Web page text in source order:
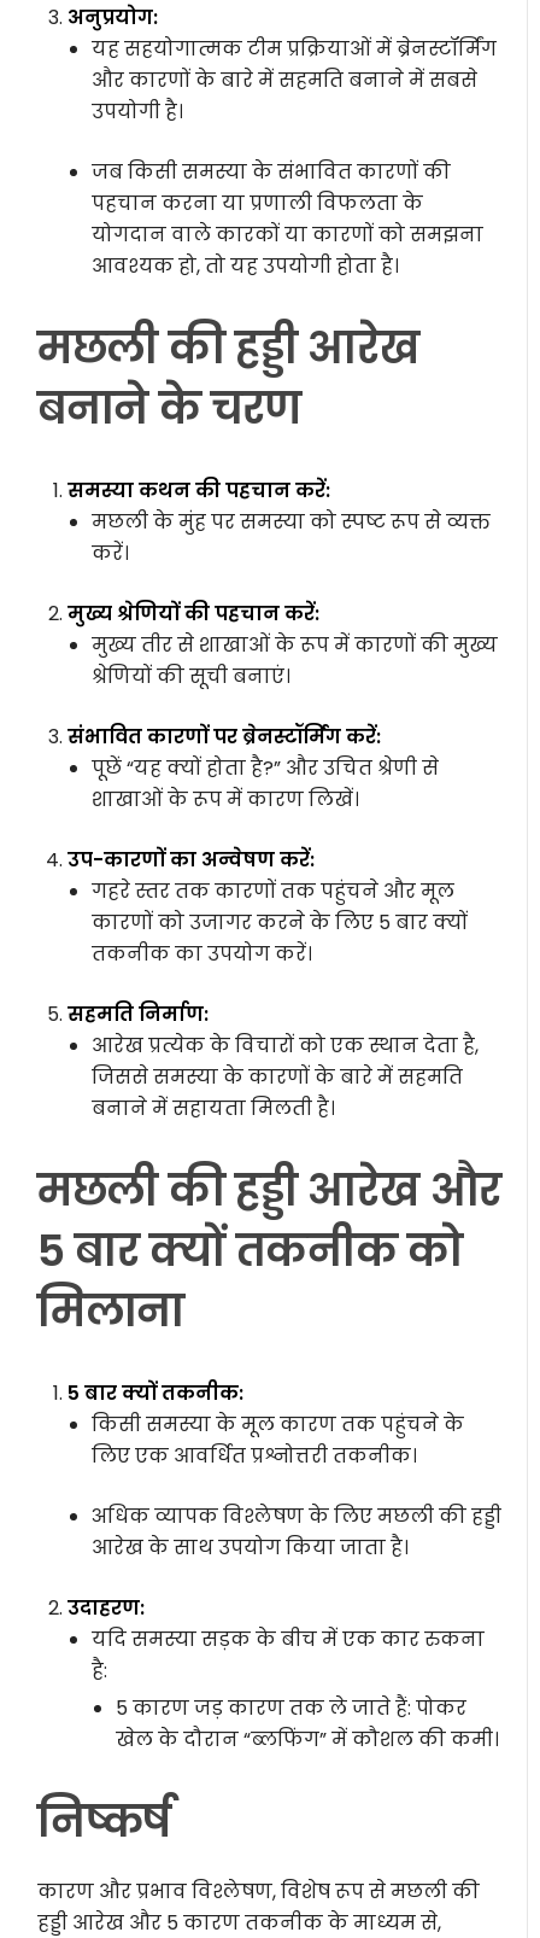
अनुप्रयोग:
यह सहयोगात्मक टीम प्रक्रियाओं में ब्रेनस्टॉर्मिंग
और कारणों के बारे में सहमति बनाने में सबसे
उपयोगी है।
जब किसी समस्या के संभावित कारणों की
पहचान करना या प्रणाली विफलता के
योगदान वाले कारकों या कारणों को समझना
आवश्यक हो, तो यह उपयोगी होता है।
मछली की हड्डी आरेख
बनाने के चरण
समस्या कथन की पहचान करें:
मछली के मुंह पर समस्या को स्पष्ट रूप से व्यक्त
करें।
मुख्य श्रेणियों की पहचान करें:
मुख्य तीर से शाखाओं के रूप में कारणों की मुख्य
श्रेणियों की सूची बनाएं।
संभावित कारणों पर ब्रेनस्टॉर्मिंग करें:
पूछें “यह क्यों होता है?” और उचित श्रेणी से
शाखाओं के रूप में कारण लिखें।
उप-कारणों का अन्वेषण करें:
गहरे स्तर तक कारणों तक पहुंचने और मूल
कारणों को उजागर करने के लिए 5 बार क्यों
तकनीक का उपयोग करें।
सहमति निर्माण:
आरेख प्रत्येक के विचारों को एक स्थान देता है,
जिससे समस्या के कारणों के बारे में सहमति
बनाने में सहायता मिलती है।
मछली की हड्डी आरेख और
5 बार क्यों तकनीक को
मिलाना
5 बार क्यों तकनीक:
किसी समस्या के मूल कारण तक पहुंचने के
लिए एक आवर्धित प्रश्नोत्तरी तकनीक।
अधिक व्यापक विश्लेषण के लिए मछली की हड्डी
आरेख के साथ उपयोग किया जाता है।
उदाहरण:
यदि समस्या सड़क के बीच में एक कार रुकना
है:
5 कारण जड़ कारण तक ले जाते हैं: पोकर
खेल के दौरान “ब्लफिंग” में कौशल की कमी।
निष्कर्ष
कारण और प्रभाव विश्लेषण, विशेष रूप से मछली की
हड्डी आरेख और 5 कारण तकनीक के माध्यम से,